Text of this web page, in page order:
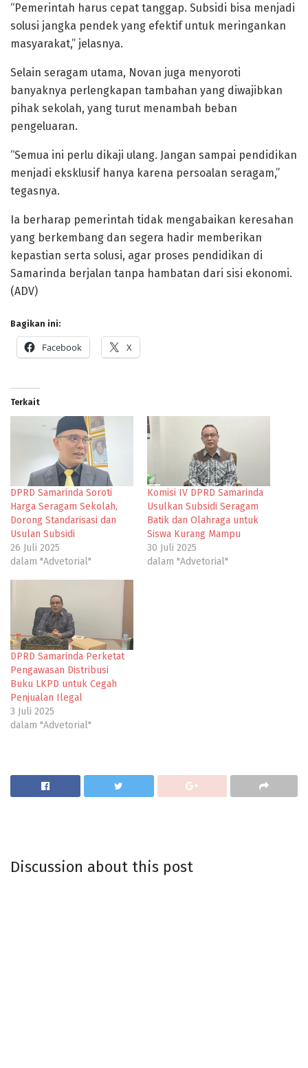
“Pemerintah harus cepat tanggap. Subsidi bisa menjadi
solusi jangka pendek yang efektif untuk meringankan
masyarakat,” jelasnya.
Selain seragam utama, Novan juga menyoroti
banyaknya perlengkapan tambahan yang diwajibkan
pihak sekolah, yang turut menambah beban
pengeluaran.
“Semua ini perlu dikaji ulang. Jangan sampai pendidikan
menjadi eksklusif hanya karena persoalan seragam,”
tegasnya.
Ia berharap pemerintah tidak mengabaikan keresahan
yang berkembang dan segera hadir memberikan
kepastian serta solusi, agar proses pendidikan di
Samarinda berjalan tanpa hambatan dari sisi ekonomi.
(ADV)
Bagikan ini:
Facebook X
Terkait
DPRD Samarinda Soroti
Harga Seragam Sekolah,
Dorong Standarisasi dan
Usulan Subsidi
26 Juli 2025
dalam "Advetorial"
Komisi IV DPRD Samarinda
Usulkan Subsidi Seragam
Batik dan Olahraga untuk
Siswa Kurang Mampu
30 Juli 2025
dalam "Advetorial"
DPRD Samarinda Perketat
Pengawasan Distribusi
Buku LKPD untuk Cegah
Penjualan Ilegal
3 Juli 2025
dalam "Advetorial"
Discussion about this post